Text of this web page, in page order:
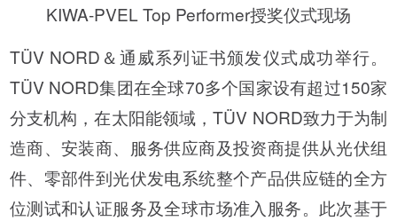
KIWA-PVEL Top Performer授奖仪式现场
TÜV NORD＆通威系列证书颁发仪式成功举行。
TÜV NORD集团在全球70多个国家设有超过150家
分支机构，在太阳能领域，TÜV NORD致力于为制
造商、安装商、服务供应商及投资商提供从光伏组
件、零部件到光伏发电系统整个产品供应链的全方
位测试和认证服务及全球市场准入服务。此次基于